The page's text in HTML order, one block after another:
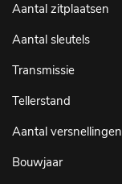
Aantal zitplaatsen
Aantal sleutels
Transmissie
Tellerstand
Aantal versnellingen
Bouwjaar